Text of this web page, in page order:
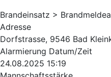
Brandeinsatz >
Adresse
Dorfstrasse, 9546 Bad
Alarmierung Datum/Zeit
24.08.2025 15:19